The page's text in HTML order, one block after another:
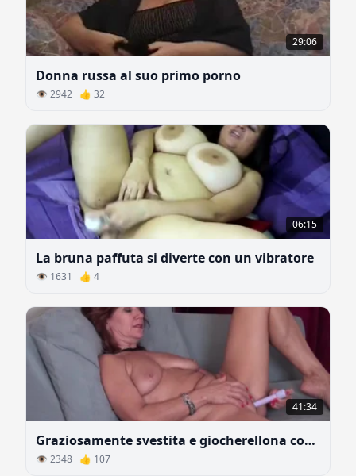
29:06
Donna russa al suo primo porno
👁 2942 👍 32
06:15
La bruna paffuta si diverte con un vibratore
👁 1631 👍 4
41:34
Graziosamente svestita e giocherellona con un vibratore
👁 2348 👍 107